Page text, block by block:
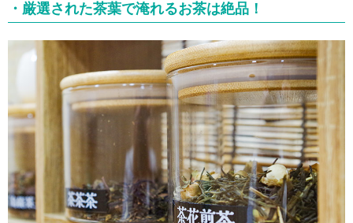
・厳選された茶葉で淹れるお茶は絶品！